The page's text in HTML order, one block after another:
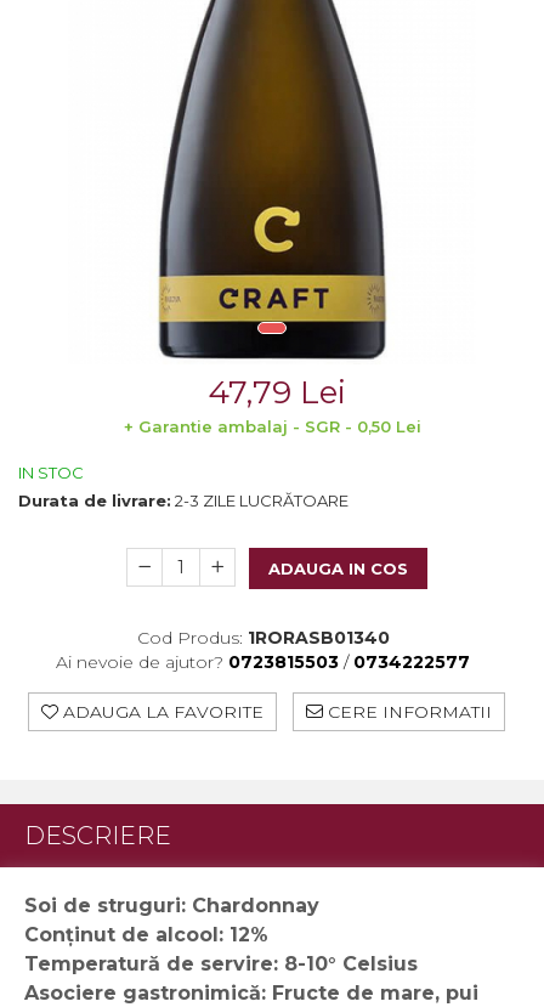
Cramele COTNARI
Crama LICORNA
Domeniile La MIGDALI
Crama AVINCIS
Crama JIDVEI
GRAMOFON Wine
Domeniul BOGDAN
Crama ARAMIC
Crama CORCOVA
Crama PURCARI
Crama HERMEZIU
VINUL Bikers For Humanity
Vinuri SPANIA
Vinuri SPECIALE
Domeniile Prince MATEI
Domeniile SÂMBUREȘTI
FAUTOR Winery
47,79 Lei
+ Garantie ambalaj - SGR - 0,50 Lei
IN STOC
Durata de livrare: 2-3 ZILE LUCRĂTOARE
ADAUGA IN COS
Cod Produs: 1RORASB01340
Ai nevoie de ajutor? 0723815503 / 0734222577
ADAUGA LA FAVORITE CERE INFORMATII
DESCRIERE
Soi de struguri: Chardonnay
Conținut de alcool: 12%
Temperatură de servire: 8-10° Celsius
Asociere gastronimică: Fructe de mare, pui